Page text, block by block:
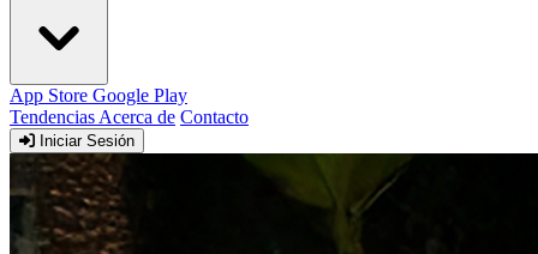
App Store Google Play
Tendencias Acerca de Contacto
Iniciar Sesión